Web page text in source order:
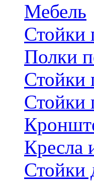
Мебель
Стойки
Полки
Стойки
Стойки
Кресла
Стойки